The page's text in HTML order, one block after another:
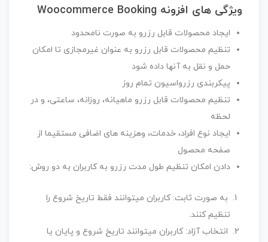
ویژگی های افزونه Woocommerce Booking
ایجاد محصولات قابل رزرو به صورت نامحدود
تنظیم محصولات قابل رزرو به عنوان غیرمجازی تا امکان
حمل و نقل به آنها داده شود
پیکربندی رزرواسیون تمام روز
تنظیم محصولات قابل رزرو ماهیانه، روزانه، ساعتی، و در
لحظه
ایجاد نوع افراد، خدمات، وهزینه های اضافی مستقیما از
صفحه محصول
دادن امکان تنظیم طول مدت رزرو به کاربران به دو روش:
به صورت ثابت: کاربران میتوانند فقط تاریخ شروع را
تنظیم کنند.
انتخاب آزاد: کاربران میتوانند تاریخ شروع و پایان یا